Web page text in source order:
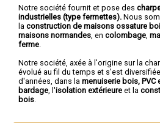
Notre société fournit et pose des
industrielles (type fermettes). Nous
la construction de maisons ossature
maisons normandes , en colombage
ferme
Notre société, axée à l'origine sur la
évolué au fil du temps et s'est
d'années, dans la menuiserie bois, PVC
bardage , l'isolation extérieure et la
bois